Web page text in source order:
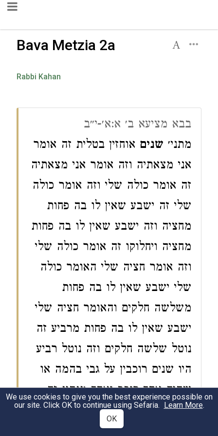
Bava Metzia 2a
Rabbi Kahan
בבא מציעא ב׳ א:א׳-י״ב
מתני׳ שנים אוחזין בטלית זה אומר
אני מצאתיה וזה אומר אני מצאתיה
זה אומר כולה שלי וזה אומר כולה
שלי זה ישבע שאין לו בה פחות
מחציה וזה ישבע שאין לו בה פחות
מחציה ויחלוקו זה אומר כולה שלי
וזה אומר חציה שלי האומר כולה
שלי ישבע שאין לו בה פחות
משלשה חלקים והאומר חציה שלי
ישבע שאין לו בה פחות מרביע זה
נוטל שלשה חלקים וזה נוטל רביע
היו שנים רוכבין על גבי בהמה או
שהיה אחד רוכב ואחד מנהיג זה
אומר כולה שלי וזה אומר כולה
שלי זה ישבע שאין לו בה פחות
We use cookies to give you the best experience possible on
our site. Click OK to continue using Sefaria. Learn More.
OK